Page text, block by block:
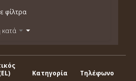
φίλτρα
κατά
Κατηγορία Τηλέφωνο